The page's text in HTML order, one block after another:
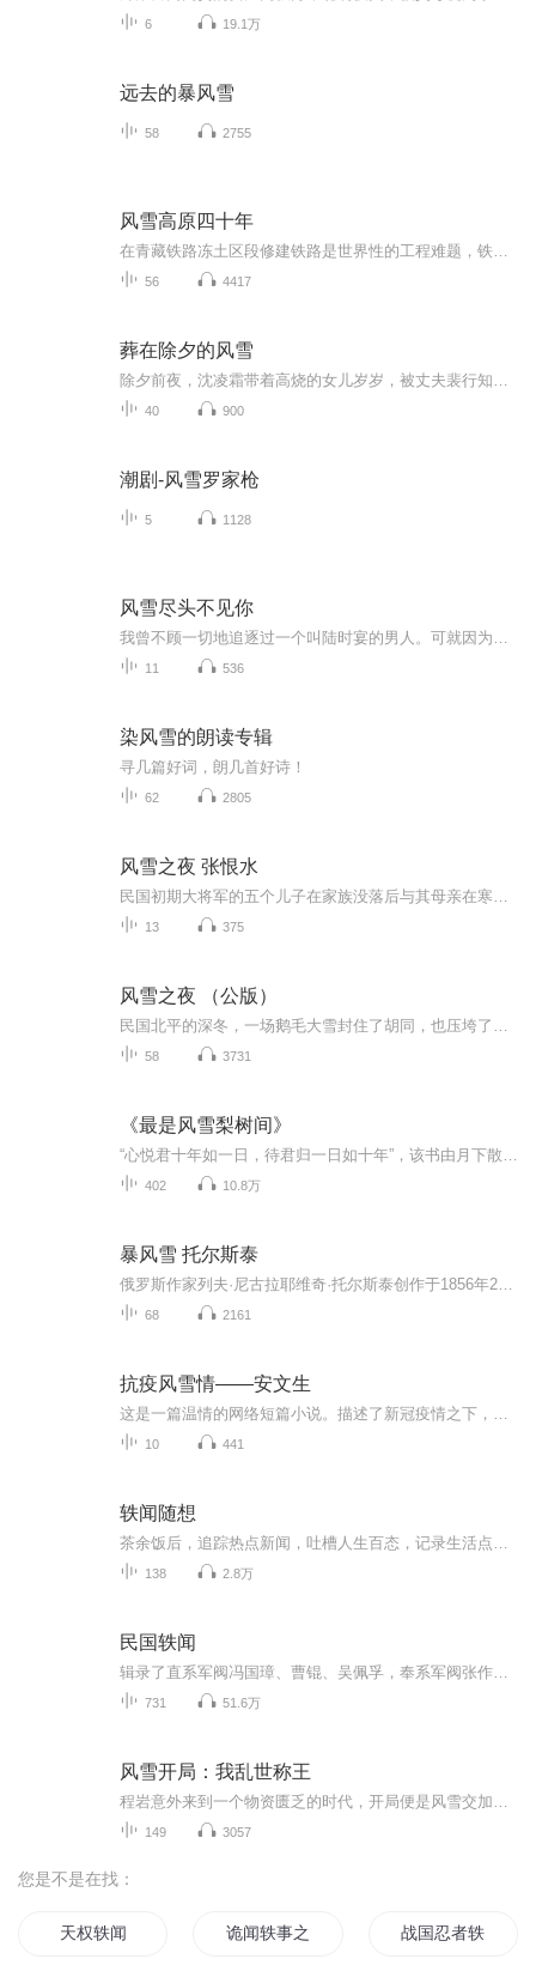
6 19.1万
远去的暴风雪
58 2755
风雪高原四十年
56 4417
葬在除夕的风雪
40 900
潮剧-风雪罗家枪
5 1128
风雪尽头不见你
11 536
染风雪的朗读专辑
寻几篇好词，朗几首好诗！
62 2805
风雪之夜 张恨水
13 375
风雪之夜 （公版）
58 3731
《最是风雪梨树间》
402 10.8万
暴风雪 托尔斯泰
68 2161
抗疫风雪情——安文生
10 441
轶闻随想
138 2.8万
民国轶闻
731 51.6万
风雪开局：我乱世称王
149 3057
您是不是在找：
天权轶闻 诡闻轶事之童子命 战国忍者轶闻录